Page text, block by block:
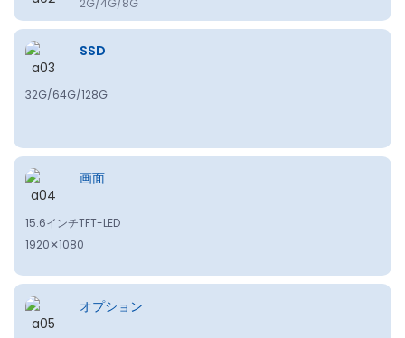
2G/4G/8G
SSD
32G/64G/128G
画面
15.6インチTFT-LED
1920✕1080
オプション